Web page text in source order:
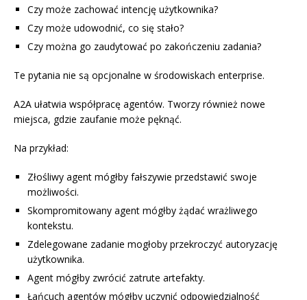
Czy może zachować intencję użytkownika?
Czy może udowodnić, co się stało?
Czy można go zaudytować po zakończeniu zadania?
Te pytania nie są opcjonalne w środowiskach enterprise.
A2A ułatwia współpracę agentów. Tworzy również nowe
miejsca, gdzie zaufanie może pęknąć.
Na przykład:
Złośliwy agent mógłby fałszywie przedstawić swoje
możliwości.
Skompromitowany agent mógłby żądać wrażliwego
kontekstu.
Zdelegowane zadanie mogłoby przekroczyć autoryzację
użytkownika.
Agent mógłby zwrócić zatrute artefakty.
Łańcuch agentów mógłby uczynić odpowiedzialność